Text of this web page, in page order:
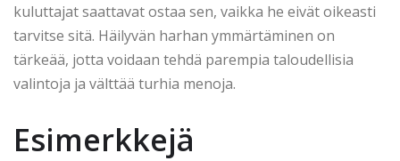
kuluttajat saattavat ostaa sen, vaikka he eivät oikeasti
tarvitse sitä. Häilyvän harhan ymmärtäminen on
tärkeää, jotta voidaan tehdä parempia taloudellisia
valintoja ja välttää turhia menoja.
Esimerkkejä